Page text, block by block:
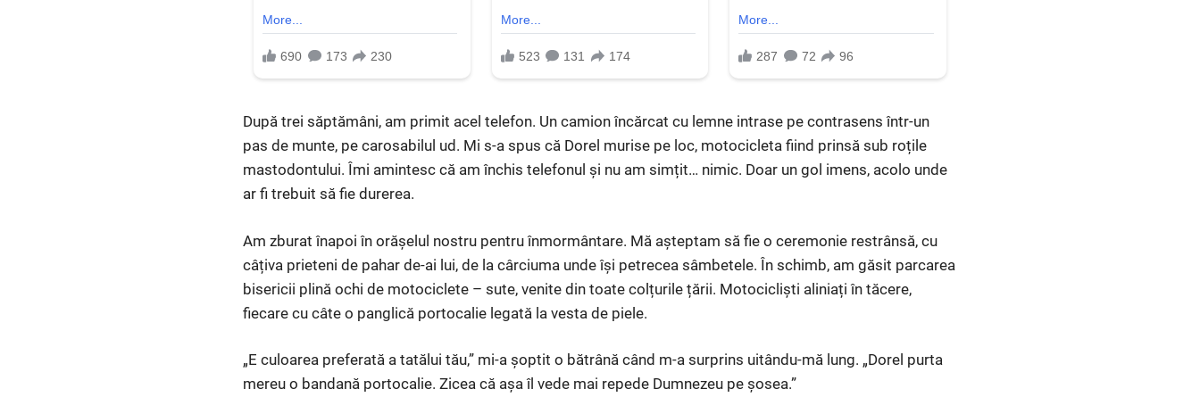
După trei săptămâni, am primit acel telefon. Un camion încărcat cu lemne intrase pe contrasens într-un
pas de munte, pe carosabilul ud. Mi s-a spus că Dorel murise pe loc, motocicleta fiind prinsă sub roțile
mastodontului. Îmi amintesc că am închis telefonul și nu am simțit… nimic. Doar un gol imens, acolo unde
ar fi trebuit să fie durerea.
Am zburat înapoi în orășelul nostru pentru înmormântare. Mă așteptam să fie o ceremonie restrânsă, cu
câțiva prieteni de pahar de-ai lui, de la cârciuma unde își petrecea sâmbetele. În schimb, am găsit parcarea
bisericii plină ochi de motociclete – sute, venite din toate colțurile țării. Motocicliști aliniați în tăcere,
fiecare cu câte o panglică portocalie legată la vesta de piele.
„E culoarea preferată a tatălui tău,” mi-a șoptit o bătrână când m-a surprins uitându-mă lung. „Dorel purta
mereu o bandană portocalie. Zicea că așa îl vede mai repede Dumnezeu pe șosea.”